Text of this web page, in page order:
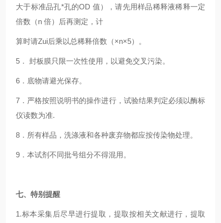
大于标准品孔*孔的OD 值），请先用样品稀释液稀释一定
倍数（n 倍）后再测定，计
算时请Zui后乘以总稀释倍数（×n×5）。
5 ． 封板膜只限一次性使用，以避免交叉污染。
6 ．底物请避光保存。
7 ．严格按照说明书的操作进行，试验结果判定必须以酶标
仪读数为准.
8 ．所有样品，洗涤液和各种废弃物都应按传染物处理。
9 ．本试剂不同批号组分不得混用。
七、特别提醒
1.标本采集后尽早进行提取，提取按相关文献进行，提取